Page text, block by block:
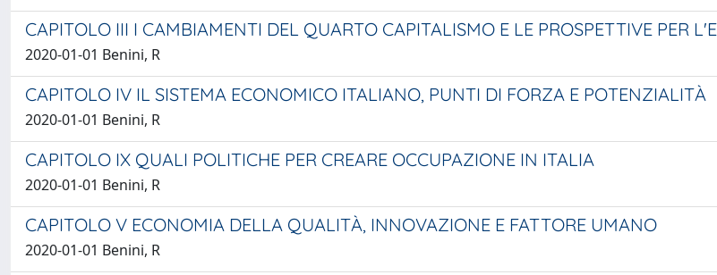
CAPITOLO III I CAMBIAMENTI DEL QUARTO CAPITALISMO E LE PROSPETTIVE PER
2020-01-01 Benini, R
CAPITOLO IV IL SISTEMA ECONOMICO ITALIANO, PUNTI DI FORZA E POTENZIALITÀ
2020-01-01 Benini, R
CAPITOLO IX QUALI POLITICHE PER CREARE OCCUPAZIONE IN ITALIA
2020-01-01 Benini, R
CAPITOLO V ECONOMIA DELLA QUALITÀ, INNOVAZIONE E FATTORE UMANO
2020-01-01 Benini, R